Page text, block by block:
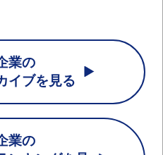
業の
イブを見る
業の